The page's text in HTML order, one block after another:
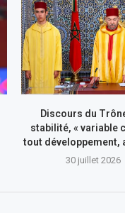
Discours du
stabilité, « variable
tout développement,
30 juillet 2026